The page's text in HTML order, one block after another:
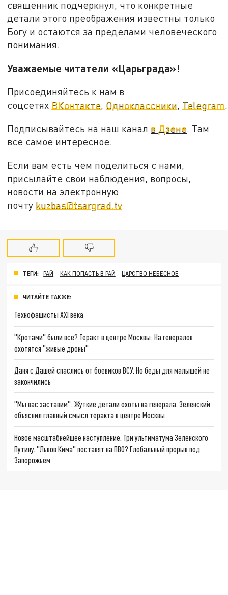
священник подчеркнул, что конкретные
детали этого преображения известны только
Богу и остаются за пределами человеческого
понимания.
Уважаемые читатели «Царьграда»!
Присоединяйтесь к нам в
соцсетях ВКонтакте, Одноклассники, Telegram.
Подписывайтесь на наш канал в Дзене. Там
все самое интересное.
Если вам есть чем поделиться с нами,
присылайте свои наблюдения, вопросы,
новости на электронную
почту kuzbas@tsargrad.tv
ТЕГИ: РАЙ КАК ПОПАСТЬ В РАЙ ЦАРСТВО НЕБЕСНОЕ
ЧИТАЙТЕ ТАКЖЕ:
Технофашисты XXI века
"Кротами" были все? Теракт в центре Москвы: На генералов
охотятся "живые дроны"
Даня с Дашей спаслись от боевиков ВСУ. Но беды для малышей не
закончились
"Мы вас заставим": Жуткие детали охоты на генерала. Зеленский
объяснил главный смысл теракта в центре Москвы
Новое масштабнейшее наступление. Три ультиматума Зеленского
Путину. "Львов Кима" поставят на ПВО? Глобальный прорыв под
Запорожьем